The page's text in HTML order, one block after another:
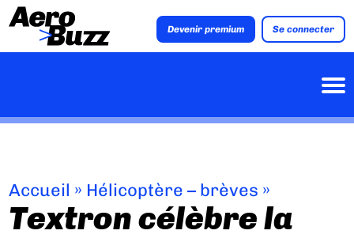
Devenir premium Se connecter
Accueil » Hélicoptère – brèves »
Textron célèbre la